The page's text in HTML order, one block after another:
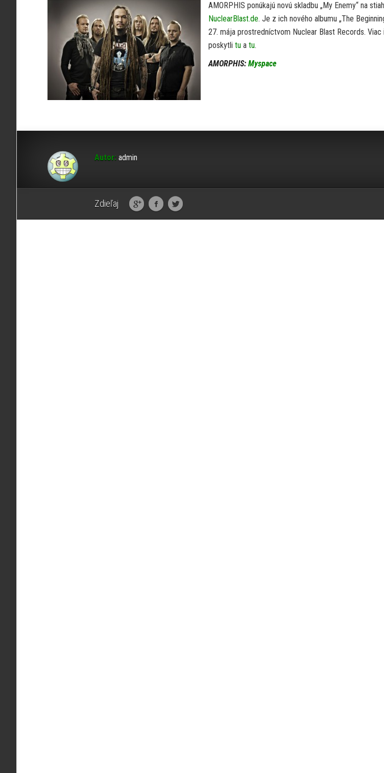
AMORPHIS ponúkajú novú skladbu „My Enemy“ na
NuclearBlast.de. Je z ich nového albumu „The
27. mája prostredníctvom Nuclear Blast Records.
poskytli tu a tu.
AMORPHIS: Myspace
Autor: admin
Zdieľaj